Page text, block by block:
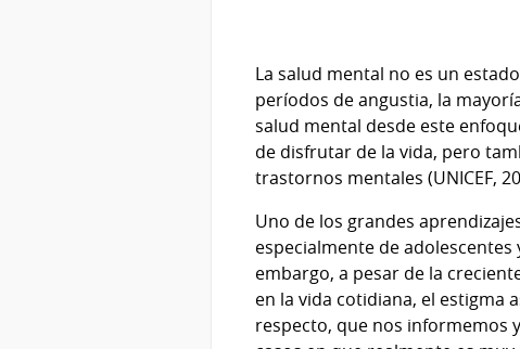
La salud mental no es un
períodos de angustia, la
salud mental desde este
de disfrutar de la vida, pero
trastornos mentales (UNICEF,
Uno de los grandes
especialmente de
embargo, a pesar de la
en la vida cotidiana, el estigma
respecto, que nos informemos